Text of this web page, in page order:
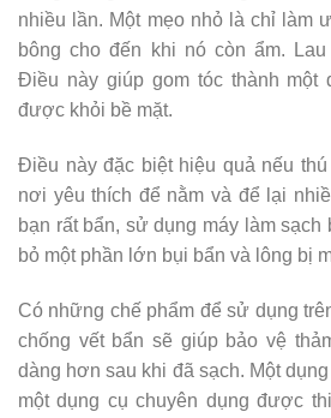
nhiều lần. Một mẹo nhỏ là chỉ làm
bông cho đến khi nó còn ẩm.
Điều này giúp gom tóc thành một
được khỏi bề mặt.
Điều này đặc biệt hiệu quả nếu
nơi yêu thích để nằm và để lại
bạn rất bẩn, sử dụng máy làm
bỏ một phần lớn bụi bẩn và lông bị
Có những chế phẩm để sử dụng
chống vết bẩn sẽ giúp bảo vệ
dàng hơn sau khi đã sạch. Một
một dụng cụ chuyên dụng được